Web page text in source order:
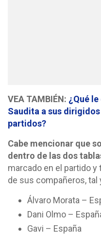
VEA TAMBIÉN: ¿Qué
Saudita a sus
partidos?
Cabe mencionar que
dentro de las dos
marcado en el partido
de sus compañeros, tal
Álvaro Morata –
Dani Olmo –
Gavi – España